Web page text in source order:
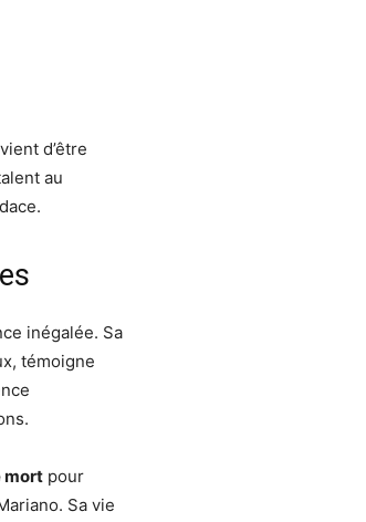
vient d’être
au
inégalée. Sa
témoigne
mort pour
Sa vie